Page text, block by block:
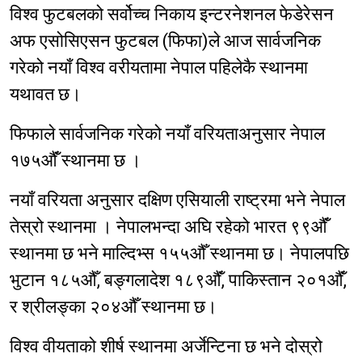
विश्व फुटबलको सर्वोच्च निकाय इन्टरनेशनल फेडेरेसन
अफ एसोसिएसन फुटबल (फिफा)ले आज सार्वजनिक
गरेको नयाँ विश्व वरीयतामा नेपाल पहिलेकै स्थानमा
यथावत छ।
फिफाले सार्वजनिक गरेको नयाँ वरियताअनुसार नेपाल
१७५औंँ स्थानमा छ ।
नयाँ वरियता अनुसार दक्षिण एसियाली राष्ट्रमा भने नेपाल
तेस्रो स्थानमा । नेपालभन्दा अघि रहेको भारत ९९औंँ
स्थानमा छ भने माल्दिभ्स १५५औँ स्थानमा छ। नेपालपछि
भुटान १८५औँ, बङ्गलादेश १८९औंँ, पाकिस्तान २०१औंँ,
र श्रीलङ्का २०४औँ स्थानमा छ।
विश्व वीयताको शीर्ष स्थानमा अर्जेन्टिना छ भने दोस्रो